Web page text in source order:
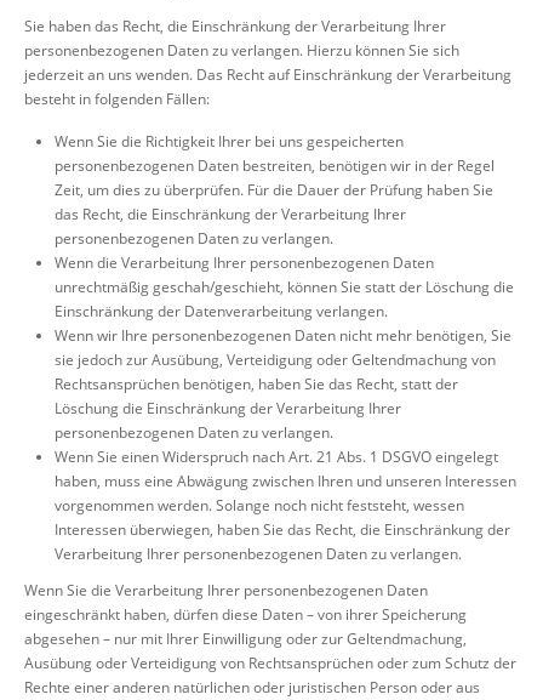
Sie haben das Recht, die Einschränkung der Verarbeitung Ihrer
personenbezogenen Daten zu verlangen. Hierzu können Sie sich
jederzeit an uns wenden. Das Recht auf Einschränkung der Verarbeitung
besteht in folgenden Fällen:
Wenn Sie die Richtigkeit Ihrer bei uns gespeicherten
personenbezogenen Daten bestreiten, benötigen wir in der Regel
Zeit, um dies zu überprüfen. Für die Dauer der Prüfung haben Sie
das Recht, die Einschränkung der Verarbeitung Ihrer
personenbezogenen Daten zu verlangen.
Wenn die Verarbeitung Ihrer personenbezogenen Daten
unrechtmäßig geschah/geschieht, können Sie statt der Löschung die
Einschränkung der Datenverarbeitung verlangen.
Wenn wir Ihre personenbezogenen Daten nicht mehr benötigen, Sie
sie jedoch zur Ausübung, Verteidigung oder Geltendmachung von
Rechtsansprüchen benötigen, haben Sie das Recht, statt der
Löschung die Einschränkung der Verarbeitung Ihrer
personenbezogenen Daten zu verlangen.
Wenn Sie einen Widerspruch nach Art. 21 Abs. 1 DSGVO eingelegt
haben, muss eine Abwägung zwischen Ihren und unseren Interessen
vorgenommen werden. Solange noch nicht feststeht, wessen
Interessen überwiegen, haben Sie das Recht, die Einschränkung der
Verarbeitung Ihrer personenbezogenen Daten zu verlangen.
Wenn Sie die Verarbeitung Ihrer personenbezogenen Daten
eingeschränkt haben, dürfen diese Daten – von ihrer Speicherung
abgesehen – nur mit Ihrer Einwilligung oder zur Geltendmachung,
Ausübung oder Verteidigung von Rechtsansprüchen oder zum Schutz der
Rechte einer anderen natürlichen oder juristischen Person oder aus